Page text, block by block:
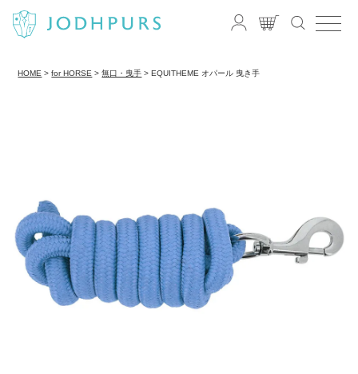
HOME for HORSE 無口・曳手 EQUITHEME オパール 曳き手